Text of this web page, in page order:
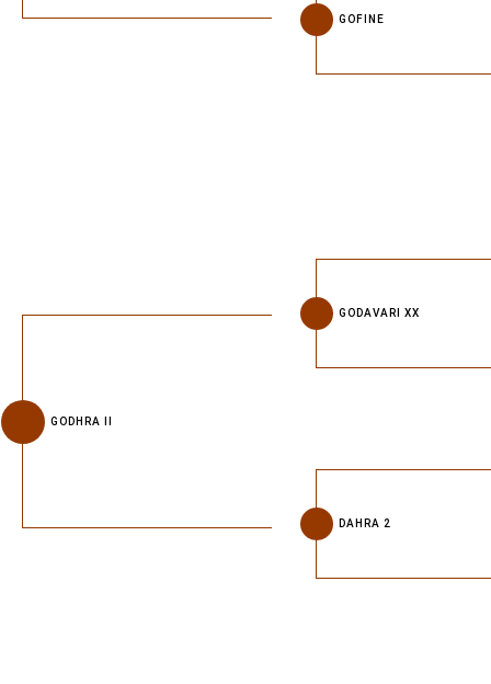
GODHRA II
GOFINE
GODAVARI XX
DAHRA 2